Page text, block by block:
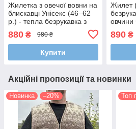
Жилетка з овечої вовни на
блискавці Унісекс (46–62
р.) - тепла безрукавка з
дому, роботи та
прогулянок
880 ₴ 980 ₴
Купити
Жилет
овчини
890₴
Акційні пропозиції та новинки
Новинка –20% Топ